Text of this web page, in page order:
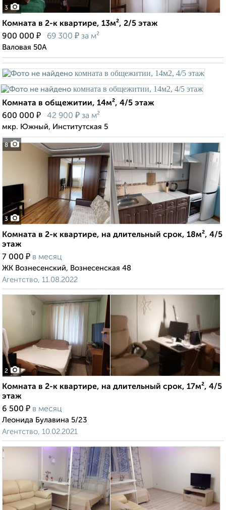
3
Комната в 2-к квартире, 13м², 2/5 этаж
900 000 ₽ 69 300 ₽ за м²
Валовая 50А
8
Комната в общежитии, 14м², 4/5 этаж
600 000 ₽ 42 900 ₽ за м²
мкр. Южный, Институтская 5
3
Комната в 2-к квартире, на длительный срок, 18м², 4/5
этаж
7 000 ₽ в месяц
ЖК Вознесенский, Вознесенская 48
Агентство, 11.08.2022
2
Комната в 2-к квартире, на длительный срок, 17м², 4/5
этаж
6 500 ₽ в месяц
Леонида Булавина 5/23
Агентство, 10.02.2021